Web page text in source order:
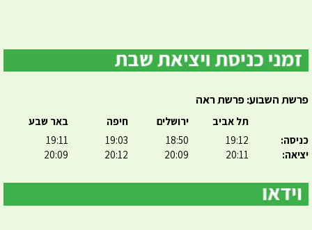
פרשת השבוע: פרשת ראה
כניסה:
יציאה:
תל אביב
19:12
20:11
ירושלים
18:50
20:09
חיפה
19:03
20:12
באר שבע
19:11
20:09